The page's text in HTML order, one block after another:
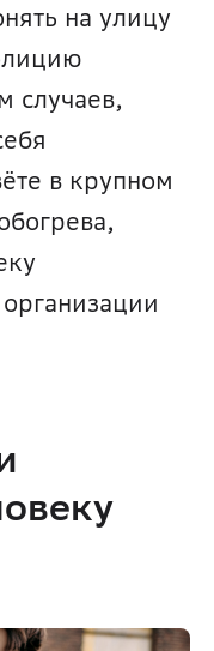
на улицу
случаев,
в крупном